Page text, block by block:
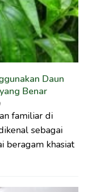
Daun
Benar
familiar di
sebagai
beragam khasiat